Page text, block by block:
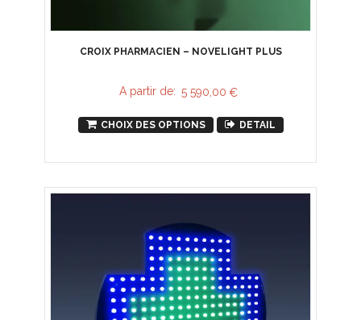
CROIX PHARMACIEN – NOVELIGHT PLUS
A partir de: 5 590,00 €
CHOIX DES OPTIONS DETAIL